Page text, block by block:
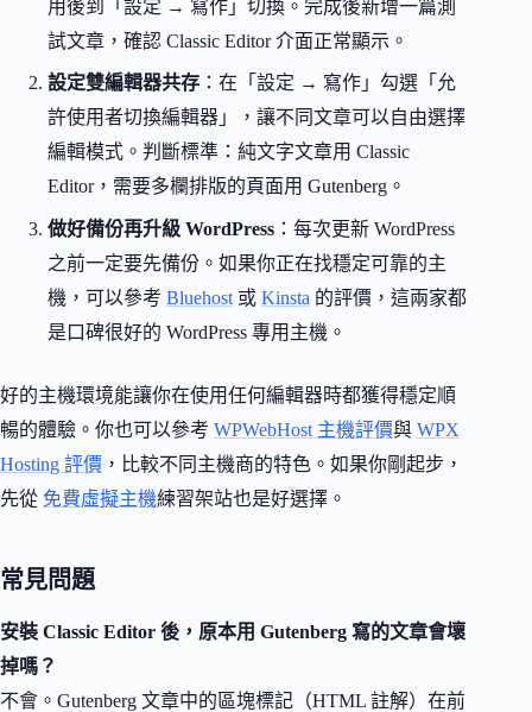
用後到「設定 → 寫作」切換。完成後新增一篇測
試文章，確認 Classic Editor 介面正常顯示。
設定雙編輯器共存 ：在「設定 → 寫作」勾選「允
許使用者切換編輯器」，讓不同文章可以自由選擇
編輯模式。判斷標準：純文字文章用 Classic
Editor，需要多欄排版的頁面用 Gutenberg。
做好備份再升級 WordPress ：每次更新 WordPress
之前一定要先備份。如果你正在找穩定可靠的主
機，可以參考 Bluehost 或 Kinsta 的評價，這兩家都
是口碑很好的 WordPress 專用主機。
好的主機環境能讓你在使用任何編輯器時都獲得穩定順
暢的體驗。你也可以參考 WPWebHost 主機評價與 WPX
Hosting 評價 ，比較不同主機商的特色。如果你剛起步，
先從 免費虛擬主機練習架站也是好選擇。
常見問題
安裝 Classic Editor 後，原本用 Gutenberg 寫的文章會壞
掉嗎？
不會。Gutenberg 文章中的區塊標記（HTML 註解）在前